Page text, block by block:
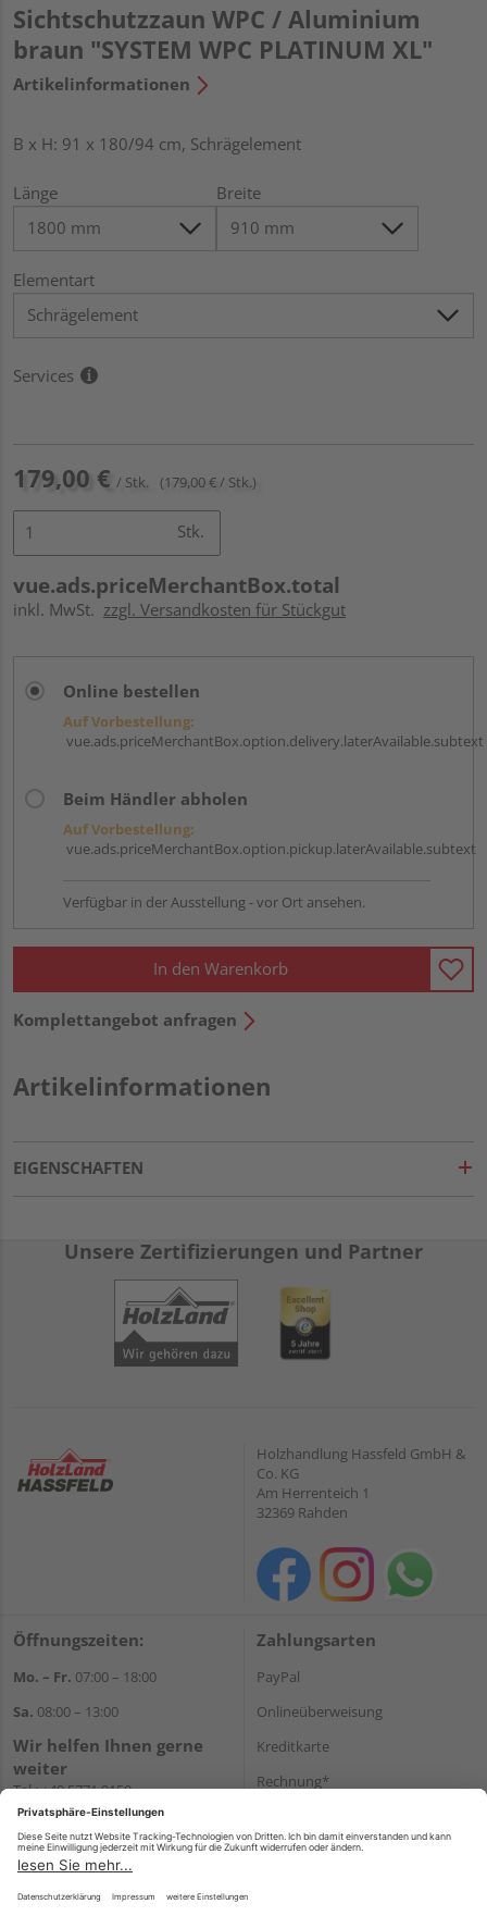
Sichtschutzzaun WPC / Aluminium
braun "SYSTEM WPC PLATINUM XL"
Artikelinformationen
B x H: 91 x 180/94 cm, Schrägelement
Länge Breite
Elementart
Services
179,00 € / Stk. (179,00 € / Stk.)
Stk.
vue.ads.priceMerchantBox.total
inkl. MwSt. zzgl. Versandkosten für Stückgut
Online bestellen
Auf Vorbestellung:
vue.ads.priceMerchantBox.option.delivery.laterAvailable.subtext
Beim Händler abholen
Auf Vorbestellung:
vue.ads.priceMerchantBox.option.pickup.laterAvailable.subtext
Verfügbar in der Ausstellung - vor Ort ansehen.
In den Warenkorb
Komplettangebot anfragen
Artikelinformationen
EIGENSCHAFTEN
Unsere Zertifizierungen und Partner
Holzhandlung Hassfeld GmbH &
Co. KG
Am Herrenteich 1
32369 Rahden
Öffnungszeiten:
Mo. – Fr. 07:00 – 18:00
Sa. 08:00 – 13:00
Wir helfen Ihnen gerne
weiter
Tel.:+49 5771 9150
E-Mail:info@holz-hassfeld.de
WhatsApp
Zahlungsarten
PayPal
Onlineüberweisung
Kreditkarte
Rechnung*
Versand